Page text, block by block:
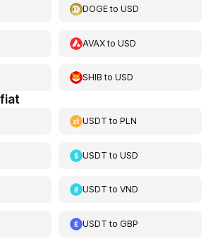
DOGEtoUSD
AVAXtoUSD
SHIB toUSD
USDT toPLN
USDT toUSD
USDT toVND
USDT toGBP